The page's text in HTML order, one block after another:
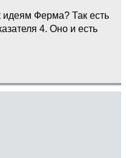
Ферма? Так есть
4. Оно и есть